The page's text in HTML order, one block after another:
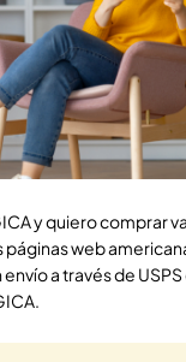
y quiero comprar
web
a través de